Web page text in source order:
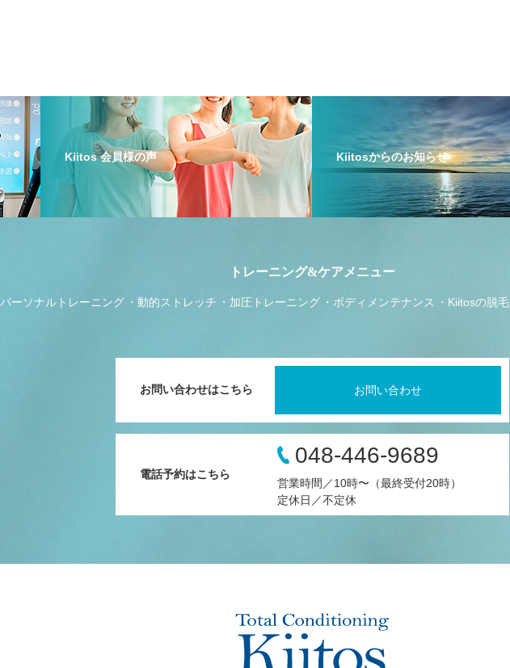
Kiitos 会員様の声 Kiitosからのお知らせ
トレーニング&ケアメニュー
パーソナルトレーニング 動的ストレッチ 加圧トレーニング ボディメンテナンス Kiitosの脱毛
お問い合わせはこちら お問い合わせ
電話予約はこちら
048-446-9689
営業時間／10時〜（最終受付20時）
定休日／不定休